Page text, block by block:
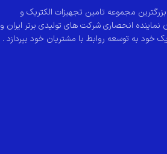
مجموعه تامین تجهیزات الکتریک و
نماینده انحصاری شرکت های تولیدی برتر ایران و
خود به توسعه روابط با مشتریان خود بپردازد .